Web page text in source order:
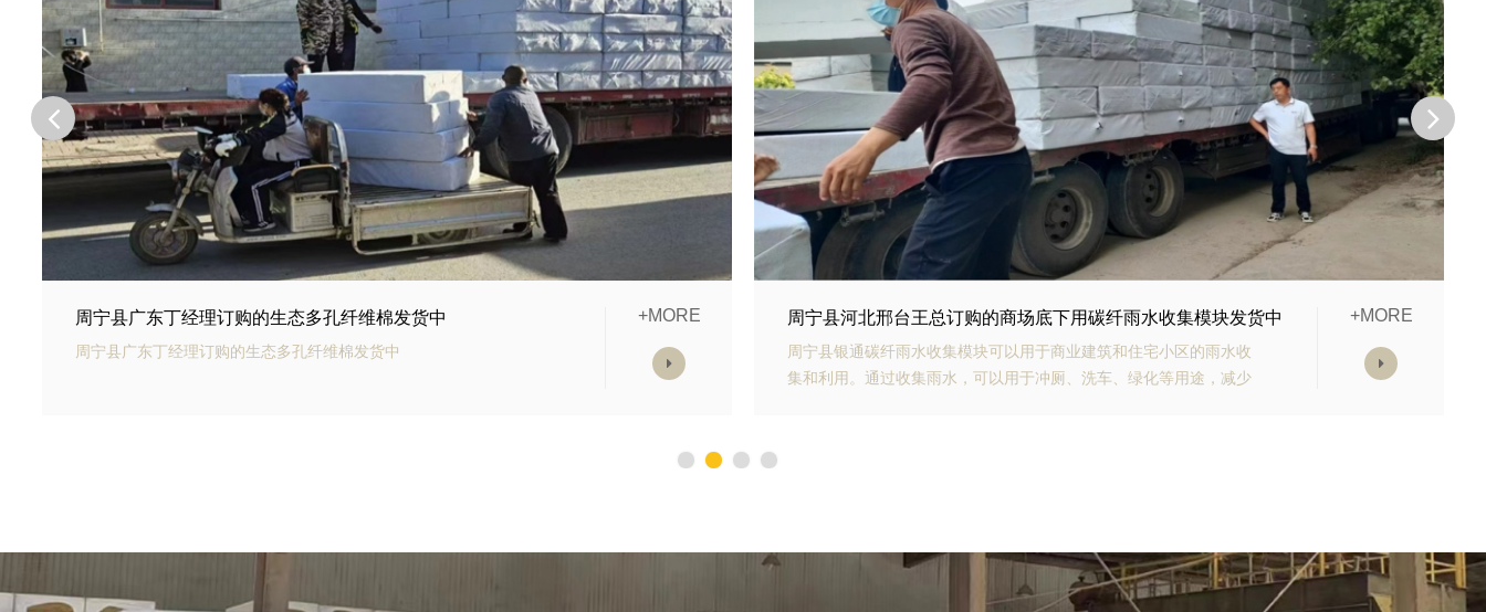
周宁县河北邢台王总订购的商场底下用碳纤雨水收集模块发货中
周宁县银通碳纤雨水收集模块可以用于商业建筑和住宅小区的雨水收
+MORE 周宁县山东青岛李经理订购的生态多孔纤维棉正在发货
周宁县银通生态多孔纤维棉具有高强承载能力、高抗渗能力、抗老化
能力强、施工方便等优势。模块的顶部应设计有反冲洗装置，以防止
+MORE